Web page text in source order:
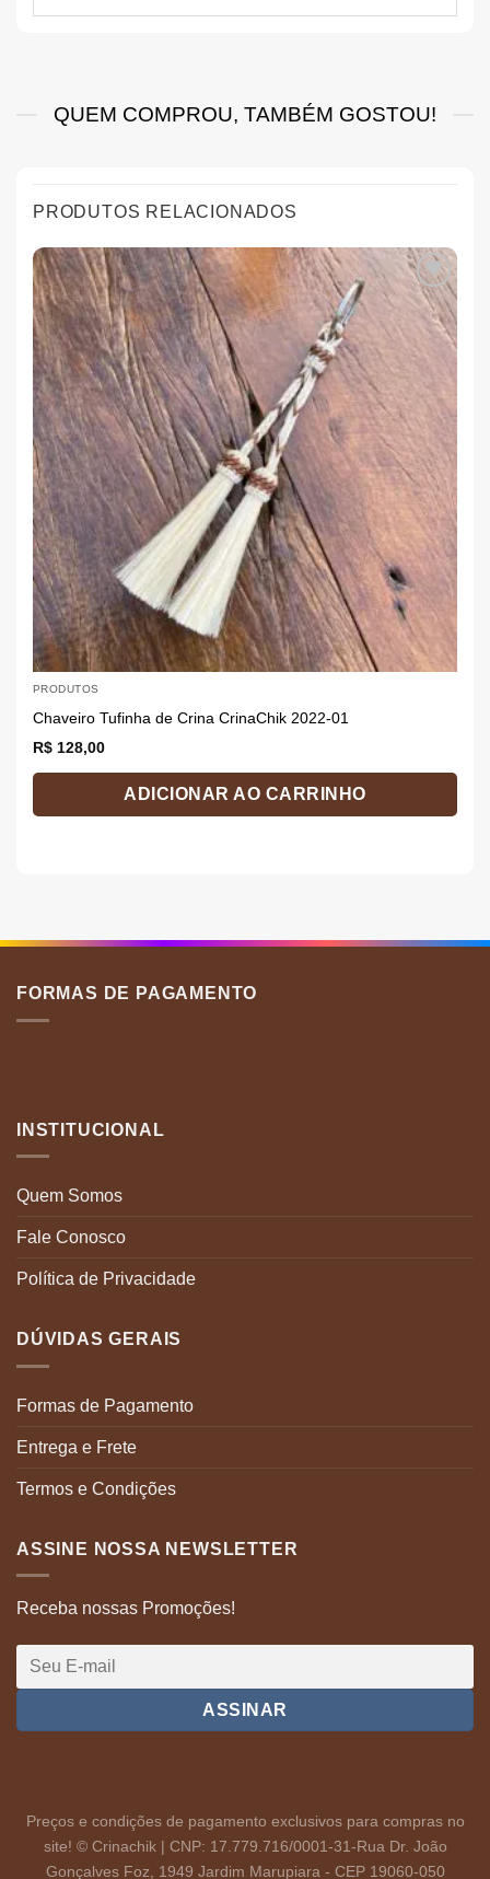
QUEM COMPROU, TAMBÉM GOSTOU!
PRODUTOS RELACIONADOS
Add aos
Favoritos
PRODUTOS
Chaveiro Tufinha de Crina CrinaChik 2022-01
R$128,00
ADICIONAR AO CARRINHO
FORMAS DE PAGAMENTO
INSTITUCIONAL
Quem Somos
Fale Conosco
Política de Privacidade
DÚVIDAS GERAIS
Formas de Pagamento
Entrega e Frete
Termos e Condições
ASSINE NOSSA NEWSLETTER
Receba nossas Promoções!
Preços e condições de pagamento exclusivos para compras no
site! © Crinachik | CNP: 17.779.716/0001-31-Rua Dr. João
Gonçalves Foz, 1949 Jardim Marupiara - CEP 19060-050